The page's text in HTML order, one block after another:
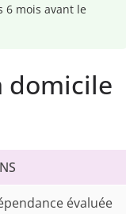
6 mois avant le
domicile
évaluée